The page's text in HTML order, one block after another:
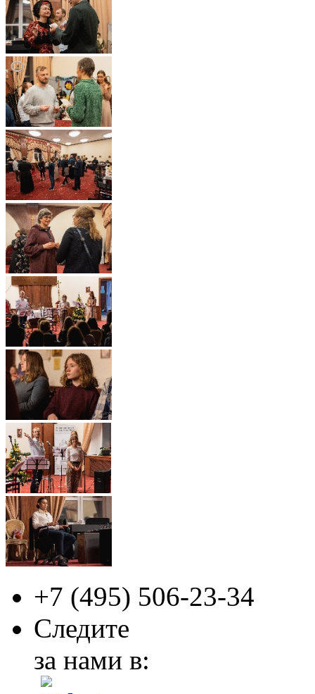
+7 (495) 506-23-34
Следите
за нами в: